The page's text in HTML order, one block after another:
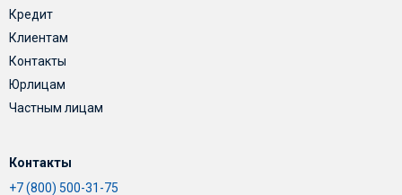
Кредит
Клиентам
Контакты
Юрлицам
Частным лицам
Контакты
+7 (800) 500-31-75